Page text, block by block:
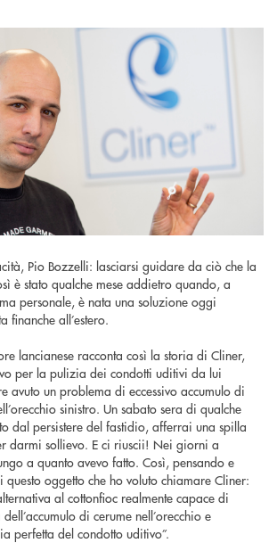
Pio Bozzelli: lasciarsi guidare da ciò che la
è stato qualche mese addietro quando, a
personale, è nata una soluzione oggi
finanche all’estero.
lancianese racconta così la storia di Cliner,
per la pulizia dei condotti uditivi da lui
avuto un problema di eccessivo accumulo di
sinistro. Un sabato sera di qualche
dal persistere del fastidio, afferrai una spilla
darmi sollievo. E ci riuscii! Nei giorni a
a quanto avevo fatto. Così, pensando e
oggetto che ho voluto chiamare Cliner:
al cottonfioc realmente capace di
di cerume nell’orecchio e
perfetta del condotto uditivo”.